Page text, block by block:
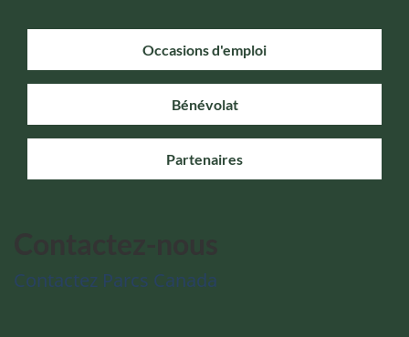
Occasions d'emploi
Bénévolat
Partenaires
Contactez Parcs Canada